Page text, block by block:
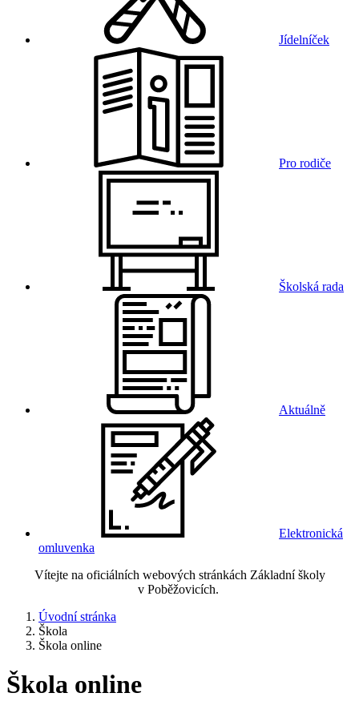
Jídelníček
Pro rodiče
Školská rada
Aktuálně
Elektronická
omluvenka
Vítejte na oficiálních webových stránkách Základní školy
v Poběžovicích.
Úvodní stránka
Škola
Škola online
Škola online